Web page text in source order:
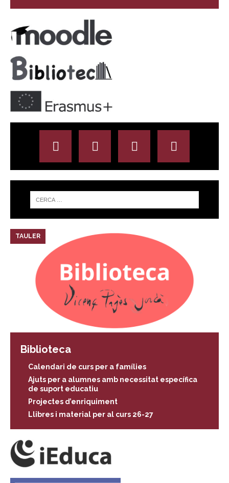
TAULER
Biblioteca
Calendari de curs per a famílies
Ajuts per a alumnes amb necessitat específica
de suport educatiu
Projectes d’enriquiment
Llibres i material per al curs 26-27